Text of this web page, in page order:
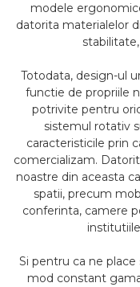
modele
datorita materialelor
Totodata, design-ul
functie de propriile
potrivite pentru
sistemul rotativ
caracteristicile prin
comercializam.
noastre din aceasta
spatii, precum
conferinta, camere
Si pentru ca ne
mod constant